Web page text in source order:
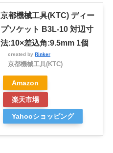
京都機械工具(KTC) ディー
プソケット B3L-10 対辺寸
法:10×差込角:9.5mm 1個
created by Rinker
京都機械工具(KTC)
Amazon
楽天市場
Yahooショッピング